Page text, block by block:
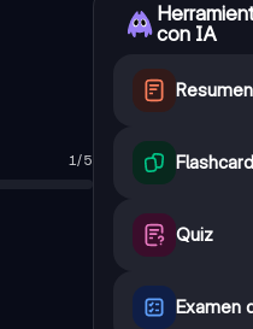
1/5
la participación
electoral y excluyendo a la
material, el orden
con IA
Resumen
Quiz
Examen